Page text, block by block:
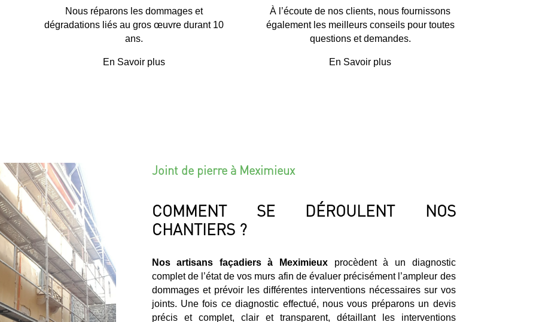
Nous réparons les dommages et
dégradations liés au gros œuvre durant 10
ans.
En Savoir plus
À l’écoute de nos clients, nous fournissons
également les meilleurs conseils pour toutes
questions et demandes.
En Savoir plus
Joint de pierre à Meximieux
COMMENT SE DÉROULENT NOS
CHANTIERS ?
Nos artisans façadiers à Meximieux procèdent à un diagnostic
complet de l’état de vos murs afin de évaluer précisément l’ampleur des
dommages et prévoir les différentes interventions nécessaires sur vos
joints. Une fois ce diagnostic effectué, nous vous préparons un devis
précis et complet, clair et transparent, détaillant les interventions